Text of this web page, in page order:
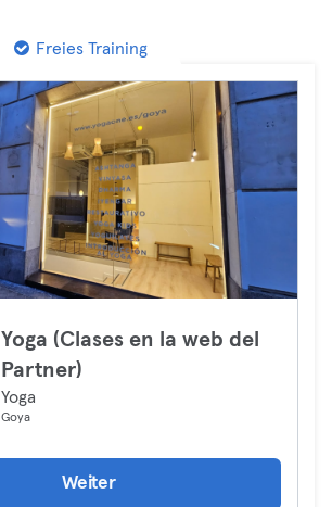
Freies Training
Yoga (Clases en la web del
Partner)
Yoga
Goya
Weiter